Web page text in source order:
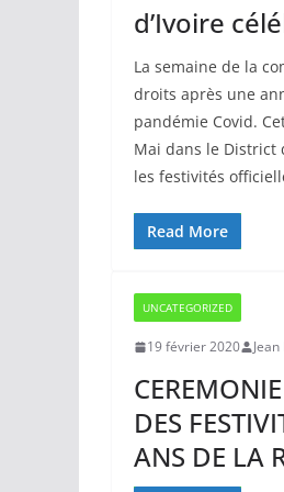
d’Ivoire
La semaine de la
droits après une
pandémie Covid.
Mai dans le District
les festivités
Read More
UNCATEGORIZED
19 février 2020 Jean
DES
ANS DE LA